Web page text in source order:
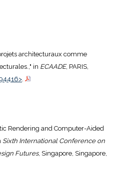
architecturaux comme
in ECAADE, PARIS,
Rendering and Computer-Aided
Sixth International Conference on
Futures, Singapore, Singapore,